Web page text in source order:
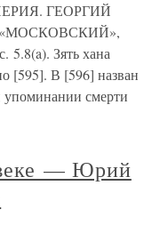
ГЕОРГИЙ
5.8(a). Зять хана
[595]. В [596] назван
упоминании смерти
— Юрий